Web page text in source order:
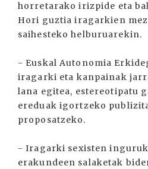
horretarako irizpide eta
Hori guztia iragarkien
saihesteko helburuarekin.
- Euskal Autonomia
iragarki eta kanpainak
lana egitea, estereotipatu
ereduak igortzeko
proposatzeko.
- Iragarki sexisten
erakundeen salaketak